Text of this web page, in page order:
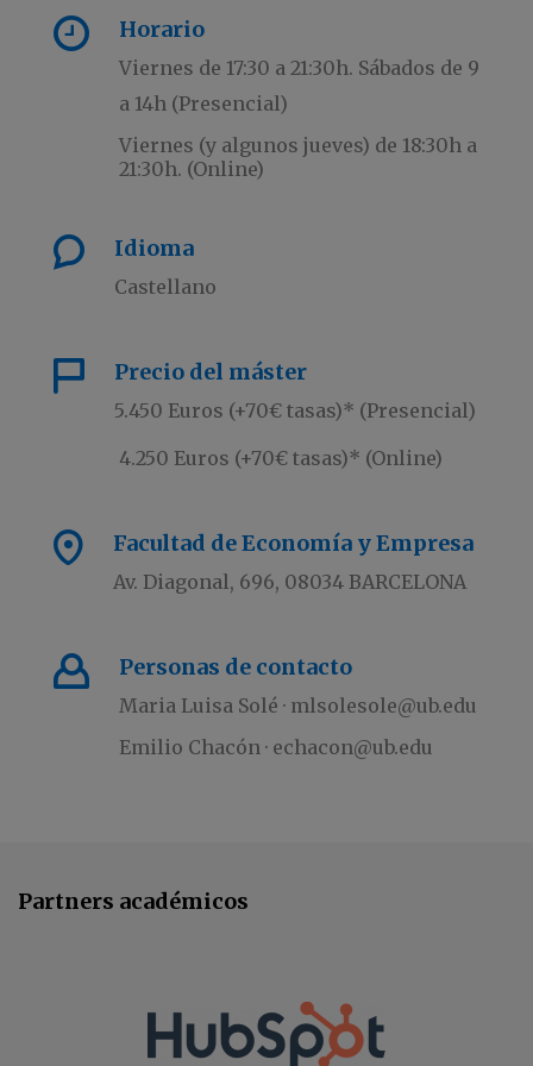
Horario
Viernes de 17:30 a 21:30h. Sábados de 9
a 14h (Presencial)
Viernes (y algunos jueves) de 18:30h a
21:30h. (Online)
Idioma
Castellano
Precio del máster
5.450 Euros (+70€ tasas)* (Presencial)
4.250 Euros (+70€ tasas)* (Online)
Facultad de Economía y Empresa
Av. Diagonal, 696, 08034 BARCELONA
Personas de contacto
Maria Luisa Solé · mlsolesole@ub.edu
Emilio Chacón · echacon@ub.edu
Partners académicos